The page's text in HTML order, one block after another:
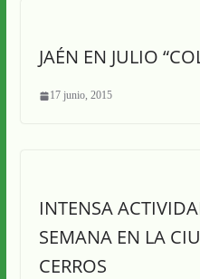
JAÉN EN JULIO
17 junio, 2015
INTENSA
SEMANA EN LA
CERROS